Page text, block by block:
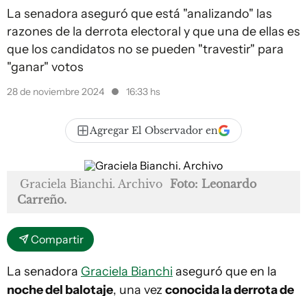
La senadora aseguró que está "analizando" las
razones de la derrota electoral y que una de ellas es
que los candidatos no se pueden "travestir" para
"ganar" votos
28 de noviembre 2024 16:33 hs
Agregar El Observador en
Graciela Bianchi. Archivo Foto: Leonardo
Carreño.
Compartir
La senadora Graciela Bianchi aseguró que en la
noche del balotaje, una vez conocida la derrota de